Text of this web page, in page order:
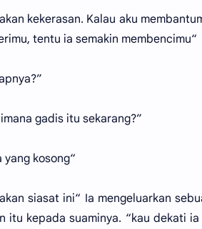
kekerasan. Kalau aku
tentu ia semakin membencimu“
gadis itu sekarang?”
kosong“
siasat ini“ Ia mengeluarkan
itu kepada suaminya. “kau dekati